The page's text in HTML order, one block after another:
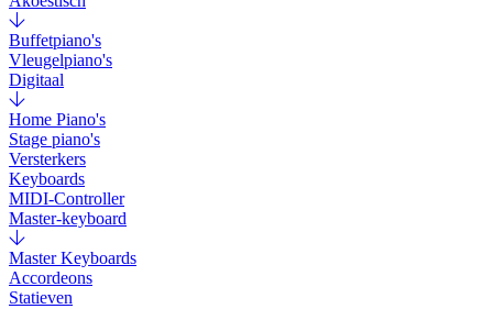
Buffetpiano's
Vleugelpiano's
Digitaal
Home Piano's
Stage piano's
Versterkers
Keyboards
MIDI-Controller
Master-keyboard
Master Keyboards
Accordeons
Statieven